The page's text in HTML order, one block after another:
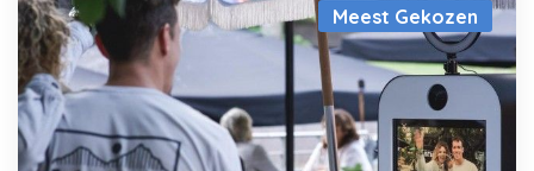
Meest Gekozen